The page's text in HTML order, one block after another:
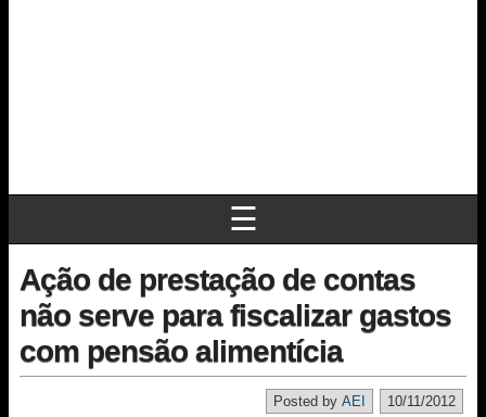
☰
Ação de prestação de contas
não serve para fiscalizar gastos
com pensão alimentícia
10/11/2012
Posted by AEI